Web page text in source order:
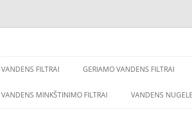
Pereiti
VANDENS FILTRAI GERIAMO VANDENS FILTRAI
VANDENS MINKŠTINIMO FILTRAI VANDENS